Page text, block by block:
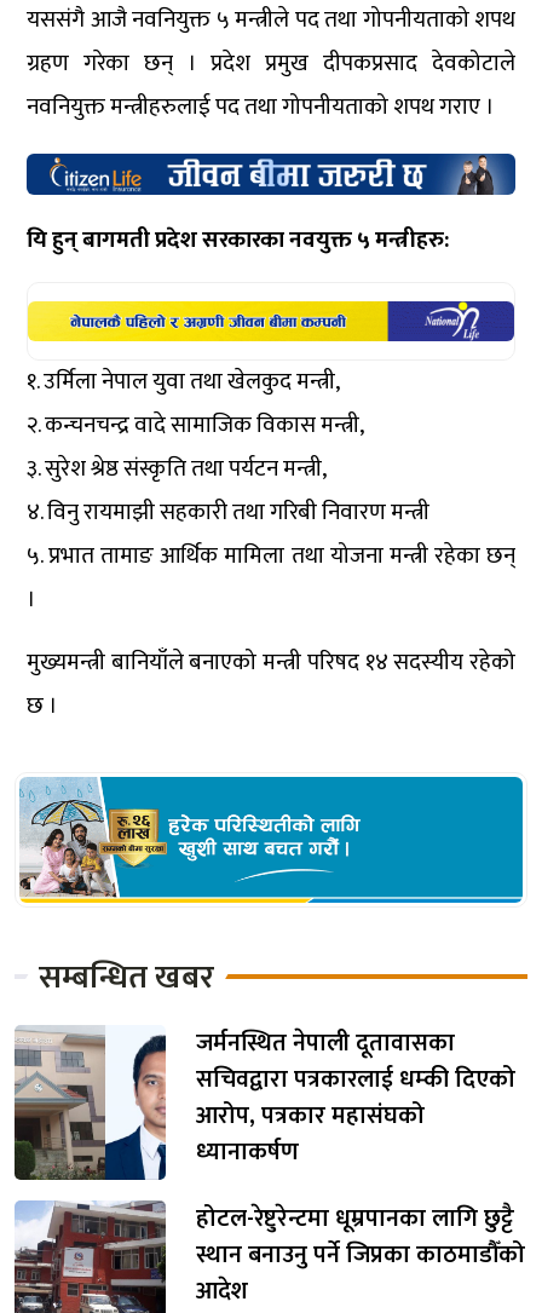
यससंगै आजै नवनियुक्त ५ मन्त्रीले पद तथा गोपनीयताको शपथ
ग्रहण गरेका छन् । प्रदेश प्रमुख दीपकप्रसाद देवकोटाले
नवनियुक्त मन्त्रीहरुलाई पद तथा गोपनीयताको शपथ गराए ।
यि हुन् बागमती प्रदेश सरकारका नवयुक्त ५ मन्त्रीहरु:
१. उर्मिला नेपाल युवा तथा खेलकुद मन्त्री,
२. कन्चनचन्द्र वादे सामाजिक विकास मन्त्री,
३. सुरेश श्रेष्ठ संस्कृति तथा पर्यटन मन्त्री,
४. विनु रायमाझी सहकारी तथा गरिबी निवारण मन्त्री
५. प्रभात तामाङ आर्थिक मामिला तथा योजना मन्त्री रहेका छन्
।
मुख्यमन्त्री बानियाँले बनाएको मन्त्री परिषद १४ सदस्यीय रहेको
छ ।
सम्बन्धित खबर
जर्मनस्थित नेपाली दूतावासका
सचिवद्वारा पत्रकारलाई धम्की दिएको
आरोप, पत्रकार महासंघको
ध्यानाकर्षण
होटल-रेष्टुरेन्टमा धूम्रपानका लागि छुट्टै
स्थान बनाउनु पर्ने जिप्रका काठमाडौँको
आदेश